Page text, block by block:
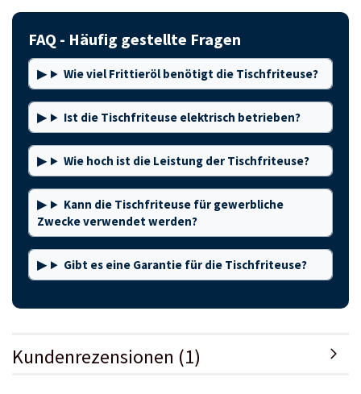
FAQ - Häufig gestellte Fragen
Wie viel Frittieröl benötigt die Tischfriteuse?
Ist die Tischfriteuse elektrisch betrieben?
Wie hoch ist die Leistung der Tischfriteuse?
Kann die Tischfriteuse für gewerbliche
Zwecke verwendet werden?
Gibt es eine Garantie für die Tischfriteuse?
Kundenrezensionen (1)